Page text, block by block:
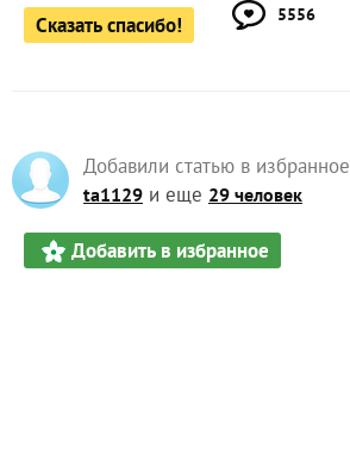
Сказать спасибо! 5556
Добавили статью в избранное
ta1129 и еще 29 человек
Добавить в избранное